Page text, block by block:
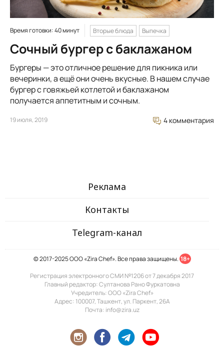
Время готовки: 40 минут Вторые блюда Выпечка
Сочный бургер с баклажаном
Бургеры — это отличное решение для пикника или
вечеринки, а ещё они очень вкусные. В нашем случае
бургер с говяжьей котлетой и баклажаном
получается аппетитным и сочным.
19 июля, 2019 4 комментария
Реклама
Контакты
Telegram-канал
© 2017-2025 ООО «Zira Chef». Все права защищены. 18+
Регистрация электронного СМИ №1206 от 7 декабря 2017
Главный редактор: Султанова Рано Фуркатовна
Учредитель: ООО «Zira Chef»
Адрес: 100007, Ташкент, ул. Паркент, 26А
Почта: info@zira.uz